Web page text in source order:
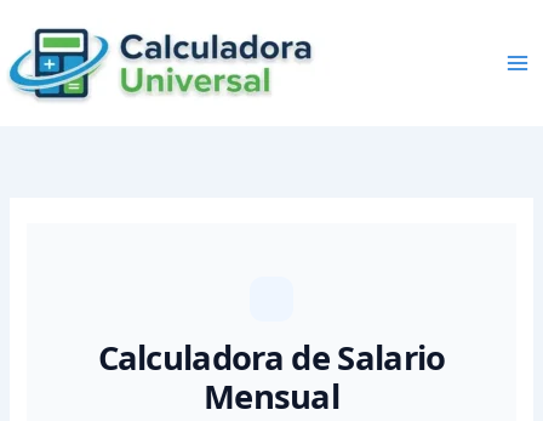
content
Calculadora de Salario
Mensual